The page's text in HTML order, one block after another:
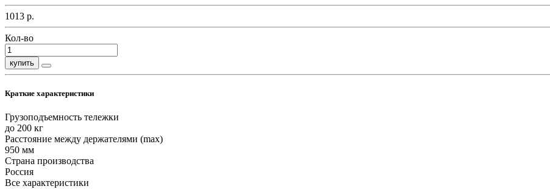
1013 р.
Кол-во
купить
Краткие характеристики
Грузоподъемность тележки
до 200 кг
Расстояние между держателями (max)
950 мм
Страна производства
Россия
Все характеристики